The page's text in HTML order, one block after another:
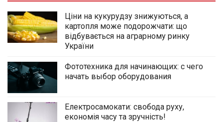
Ціни на кукурудзу знижуються, а
картопля може подорожчати: що
відбувається на аграрному ринку
України
Фототехника для начинающих: с чего
начать выбор оборудования
Електросамокати: свобода руху,
економія часу та зручність!